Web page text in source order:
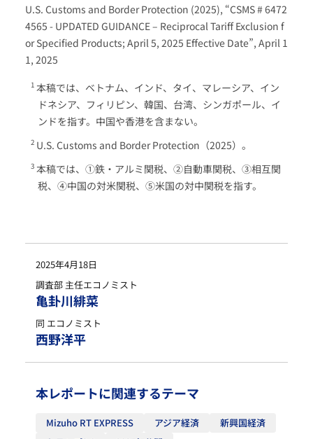
U.S. Customs and Border Protection (2025), “CSMS # 6472
4565 - UPDATED GUIDANCE – Reciprocal Tariff Exclusion f
or Specified Products; April 5, 2025 Effective Date”, April 1
1, 2025
本稿では、ベトナム、インド、タイ、マレーシア、イン
ドネシア、フィリピン、韓国、台湾、シンガポール、イ
ンドを指す。中国や香港を含まない。
U.S. Customs and Border Protection（2025）。
本稿では、①鉄・アルミ関税、②自動車関税、③相互関
税、④中国の対米関税、⑤米国の対中関税を指す。
2025年4月18日
調査部 主任エコノミスト
亀卦川緋菜
同 エコノミスト
西野洋平
本レポートに関連するテーマ
Mizuho RT EXPRESS アジア経済
新興国経済